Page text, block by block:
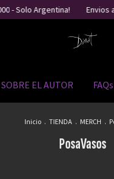
- Solo Argentina! Envios
SOBRE EL AUTOR FAQs
Inicio . TIENDA . MERCH .
PosaVasos